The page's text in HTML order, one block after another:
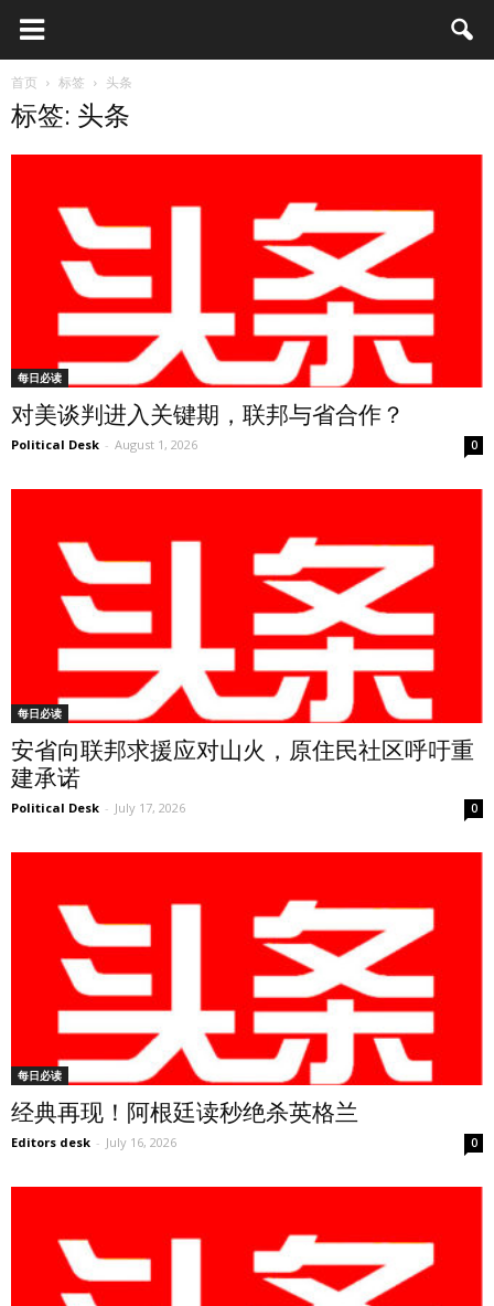
首页 标签 头条
标签: 头条
每日必读
对美谈判进入关键期，联邦与省合作？
Political Desk - August 1, 2026 0
每日必读
安省向联邦求援应对山火，原住民社区呼吁重
建承诺
Political Desk - July 17, 2026 0
每日必读
经典再现！阿根廷读秒绝杀英格兰
Editors desk - July 16, 2026 0